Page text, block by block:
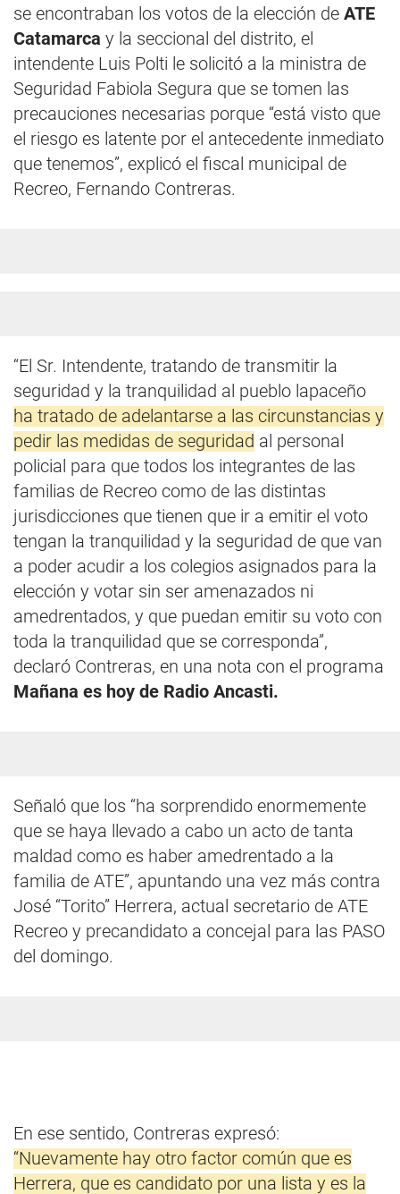
se encontraban los votos de la elección de ATE
Catamarca y la seccional del distrito, el
intendente Luis Polti le solicitó a la ministra de
Seguridad Fabiola Segura que se tomen las
precauciones necesarias porque “está visto que
el riesgo es latente por el antecedente inmediato
que tenemos”, explicó el fiscal municipal de
Recreo, Fernando Contreras.
“El Sr. Intendente, tratando de transmitir la
seguridad y la tranquilidad al pueblo lapaceño
ha tratado de adelantarse a las circunstancias y
pedir las medidas de seguridad al personal
policial para que todos los integrantes de las
familias de Recreo como de las distintas
jurisdicciones que tienen que ir a emitir el voto
tengan la tranquilidad y la seguridad de que van
a poder acudir a los colegios asignados para la
elección y votar sin ser amenazados ni
amedrentados, y que puedan emitir su voto con
toda la tranquilidad que se corresponda”,
declaró Contreras, en una nota con el programa
Mañana es hoy de Radio Ancasti.
Señaló que los “ha sorprendido enormemente
que se haya llevado a cabo un acto de tanta
maldad como es haber amedrentado a la
familia de ATE”, apuntando una vez más contra
José “Torito” Herrera, actual secretario de ATE
Recreo y precandidato a concejal para las PASO
del domingo.
En ese sentido, Contreras expresó:
“Nuevamente hay otro factor común que es
Herrera, que es candidato por una lista y es la